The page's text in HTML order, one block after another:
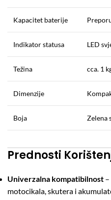
Kapacitet baterije
Indikator statusa LED
Težina cca. 1
Dimenzije
Boja Zelena
Prednosti
Univerzalna kompatibilnost
motocikala, skutera i